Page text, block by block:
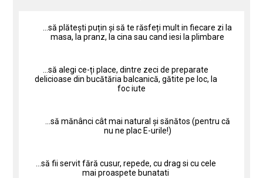
...să plătești puțin și să te răsfeți mult in fiecare zi la
masa, la pranz, la cina sau cand iesi la plimbare
...să alegi ce-ți place, dintre zeci de preparate
delicioase din bucătăria balcanică, gătite pe loc, la
foc iute
...să mănânci cât mai natural și sănătos (pentru că
nu ne plac E-urile!)
...să fii servit fără cusur, repede, cu drag si cu cele
mai proaspete bunatati